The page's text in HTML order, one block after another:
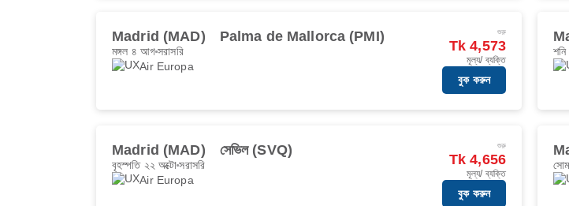
Madrid (MAD) Palma de Mallorca (PMI)
মঙ্গল ৪ আগসরাসরি
Air Europa
শুরু
Tk 4,573
মূল্য/ ব্যক্তি
বুক করুন
Madrid (MAD) সেভিল (SVQ)
বৃহস্পতি ২২ অক্টোসরাসরি
Air Europa
শুরু
Tk 4,656
মূল্য/ ব্যক্তি
বুক করুন